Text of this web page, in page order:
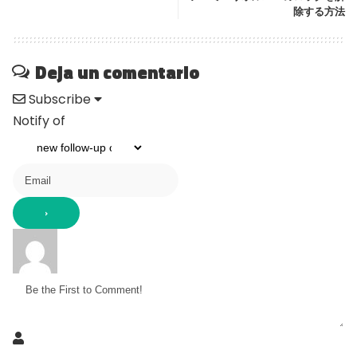
除する方法
Deja un comentario
Subscribe
Notify of